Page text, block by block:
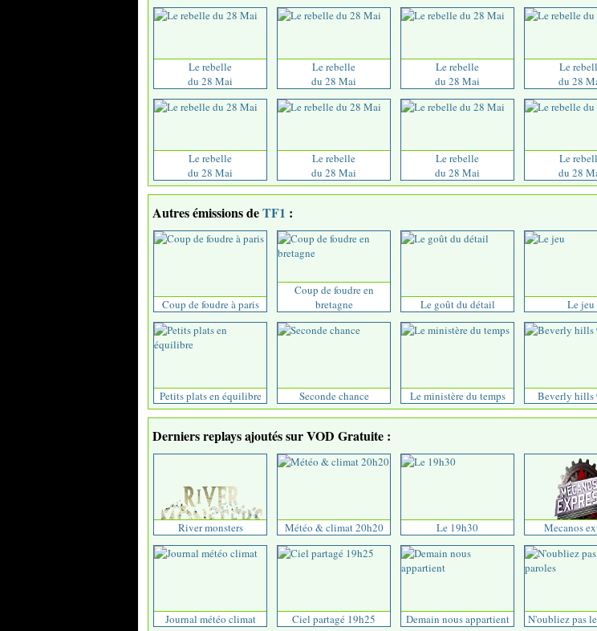
Le rebelle
du 28 Mai
Le rebelle
du 28 Mai
Le rebelle
du 28 Mai
Le
du 28
Le rebelle
du 28 Mai
Le rebelle
du 28 Mai
Le rebelle
du 28 Mai
Le
du 28
Autres émissions deTF1 :
Coup de foudre à paris
Coup de foudre en
bretagne
Le goût du détail Le jeu
Petits plats en équilibre Seconde chance Le ministère du temps Beverly hills
Derniers replays ajoutés sur VOD Gratuite :
River monsters Météo & climat 20h20 Le 19h30 Mecanos
Journal météo climat Ciel partagé 19h25 Demain nous appartient N'oubliez pas